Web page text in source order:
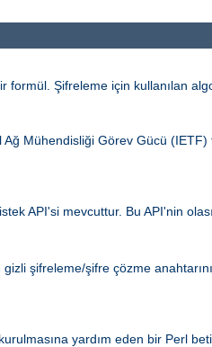
formül. Şifreleme için kullanılan
Mühendisliği Görev Gücü (IETF)
API'si mevcuttur. Bu API'nin
gizli şifreleme/şifre çözme
yardım eden bir Perl